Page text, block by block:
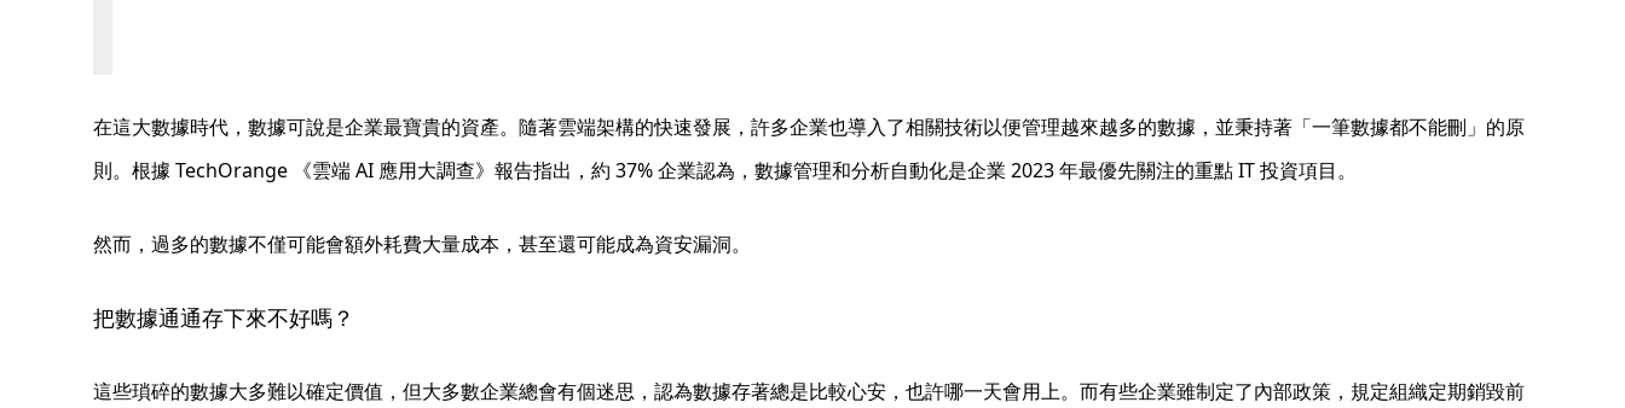
在這大數據時代，數據可說是企業最寶貴的資產。隨著雲端架構的快速發展，許多企業也導入了相關技術以便管理越來越多的數據，並秉持著「一筆數據都不能刪」的原
則。根據 TechOrange 《雲端 AI 應用大調查》報告指出，約 37% 企業認為，數據管理和分析自動化是企業 2023 年最優先關注的重點 IT 投資項目。
然而，過多的數據不僅可能會額外耗費大量成本，甚至還可能成為資安漏洞。
把數據通通存下來不好嗎？
這些瑣碎的數據大多難以確定價值，但大多數企業總會有個迷思，認為數據存著總是比較心安，也許哪一天會用上。而有些企業雖制定了內部政策，規定組織定期銷毀前